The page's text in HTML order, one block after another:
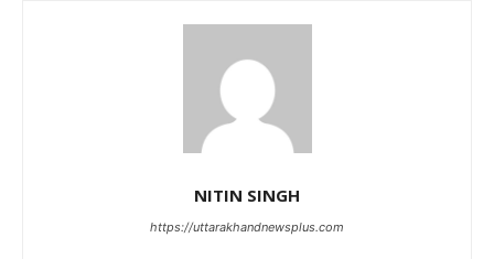
NITIN SINGH
https://uttarakhandnewsplus.com